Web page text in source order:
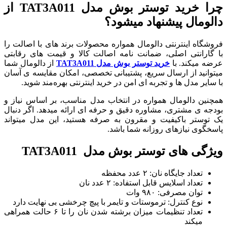
چرا خرید توستر بوش مدل TAT3A011 از
دالومال پیشنهاد میشود؟
فروشگاه اینترنتی دالومال همواره محصولات برند های با اصالت را
با گارانتی اصلی، ضمانت نامه اصالت کالا و قیمت های رقابتی
عرضه میکند. با خرید توستر بوش مدل TAT3A011
از دالومال شما
میتوانید از ارسال سریع، پشتیبانی تخصصی، امکان مقایسه‌ ی آسان
با سایر مدل ‌ها و تجربه ‌ای امن در خرید اینترنتی بهره‌مند شوید.
همچنین دالومال همواره در انتخاب مدل مناسب، بر اساس نیاز و
بودجه‌ ی مشتری، مشاوره دقیق و حرفه ‌ای ارائه میدهد. اگر دنبال
یک توستر باکیفیت و مقرون ‌به ‌صرفه هستید، این مدل میتواند
پاسخگوی نیازهای روزانه شما باشد.
ویژگی‌ های توستر بوش مدل TAT3A011
تعداد جایگاه نان: ۲ عدد محفظه
تعداد اسلایس قابل استفاده: ۲ عدد نان
توان مصرفی: ۹۸۰ وات
نوع کنترل: ترموستات و تایمر با پیچ چرخشی بی ‌نهایت دارد
تعداد تنظیمات میزان برشته ‌شدن نان را تا ۶ حالت همراهی
میکند